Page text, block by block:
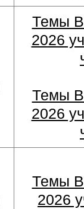
Темы
2026
Темы
2026
Темы
2026